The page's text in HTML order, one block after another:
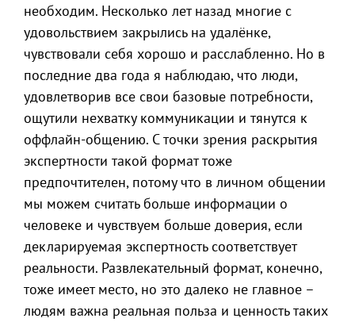
необходим. Несколько лет назад многие с
удовольствием закрылись на удалёнке,
чувствовали себя хорошо и расслабленно. Но в
последние два года я наблюдаю, что люди,
удовлетворив все свои базовые потребности,
ощутили нехватку коммуникации и тянутся к
оффлайн-общению. С точки зрения раскрытия
экспертности такой формат тоже
предпочтителен, потому что в личном общении
мы можем считать больше информации о
человеке и чувствуем больше доверия, если
декларируемая экспертность соответствует
реальности. Развлекательный формат, конечно,
тоже имеет место, но это далеко не главное –
людям важна реальная польза и ценность таких